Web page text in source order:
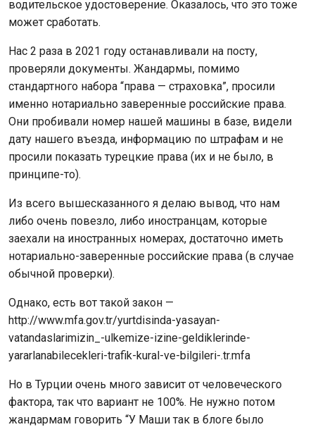
водительское удостоверение. Оказалось, что это тоже
может сработать.
Нас 2 раза в 2021 году останавливали на посту,
проверяли документы. Жандармы, помимо
стандартного набора “права — страховка”, просили
именно нотариально заверенные российские права.
Они пробивали номер нашей машины в базе, видели
дату нашего въезда, информацию по штрафам и не
просили показать турецкие права (их и не было, в
принципе-то).
Из всего вышесказанного я делаю вывод, что нам
либо очень повезло, либо иностранцам, которые
заехали на иностранных номерах, достаточно иметь
нотариально-заверенные российские права (в случае
обычной проверки).
Однако, есть вот такой закон —
http://www.mfa.gov.tr/yurtdisinda-yasayan-
vatandaslarimizin_-ulkemize-izine-geldiklerinde-
yararlanabilecekleri-trafik-kural-ve-bilgileri-.tr.mfa
Но в Турции очень много зависит от человеческого
фактора, так что вариант не 100%. Не нужно потом
жандармам говорить “У Маши так в блоге было